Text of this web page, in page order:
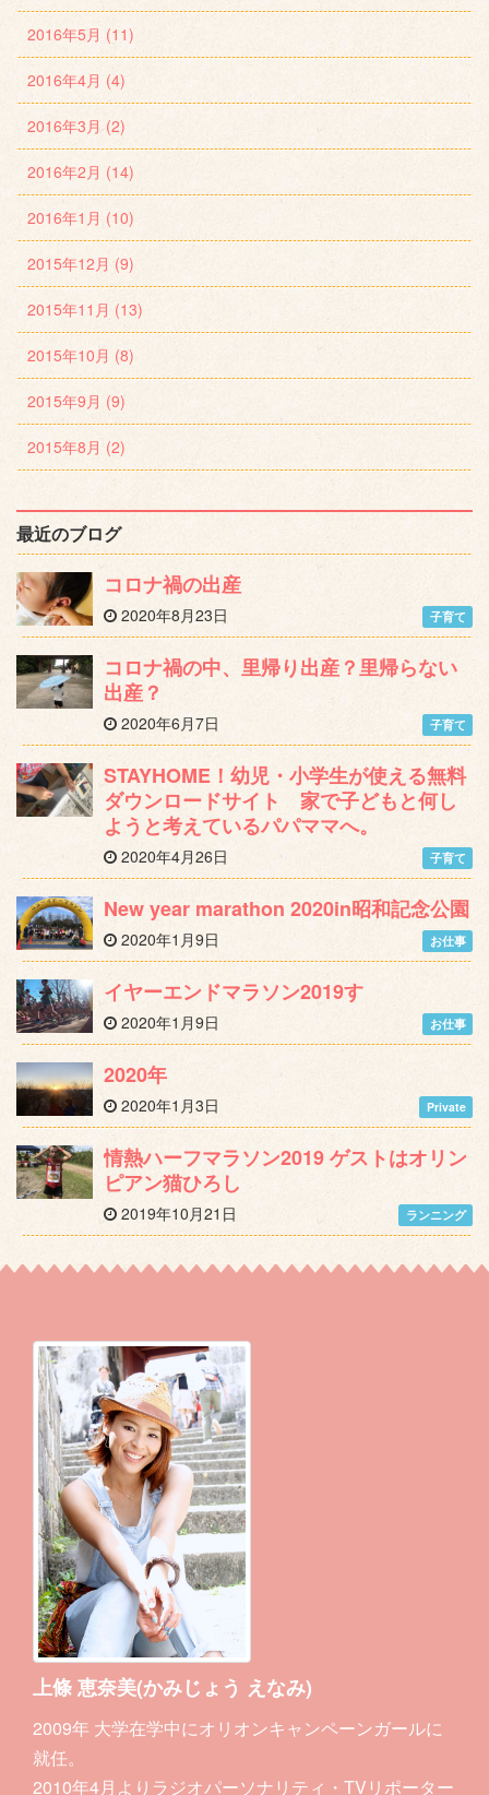
2016年5月 (11)
2016年4月 (4)
2016年3月 (2)
2016年2月 (14)
2016年1月 (10)
2015年12月 (9)
2015年11月 (13)
2015年10月 (8)
2015年9月 (9)
2015年8月 (2)
最近のブログ
コロナ禍の出産
2020年8月23日 子育て
コロナ禍の中、里帰り出産？里帰らない
出産？
2020年6月7日 子育て
STAYHOME！幼児・小学生が使える無料
ダウンロードサイト 家で子どもと何し
ようと考えているパパママへ。
2020年4月26日 子育て
New year marathon 2020in昭和記念公園
2020年1月9日 お仕事
イヤーエンドマラソン2019す
2020年1月9日 お仕事
2020年
2020年1月3日 Private
情熱ハーフマラソン2019 ゲストはオリン
ピアン猫ひろし
2019年10月21日 ランニング
上條 恵奈美(かみじょう えなみ)
2009年 大学在学中にオリオンキャンペーンガールに
就任。
2010年4月よりラジオパーソナリティ・TVリポーター